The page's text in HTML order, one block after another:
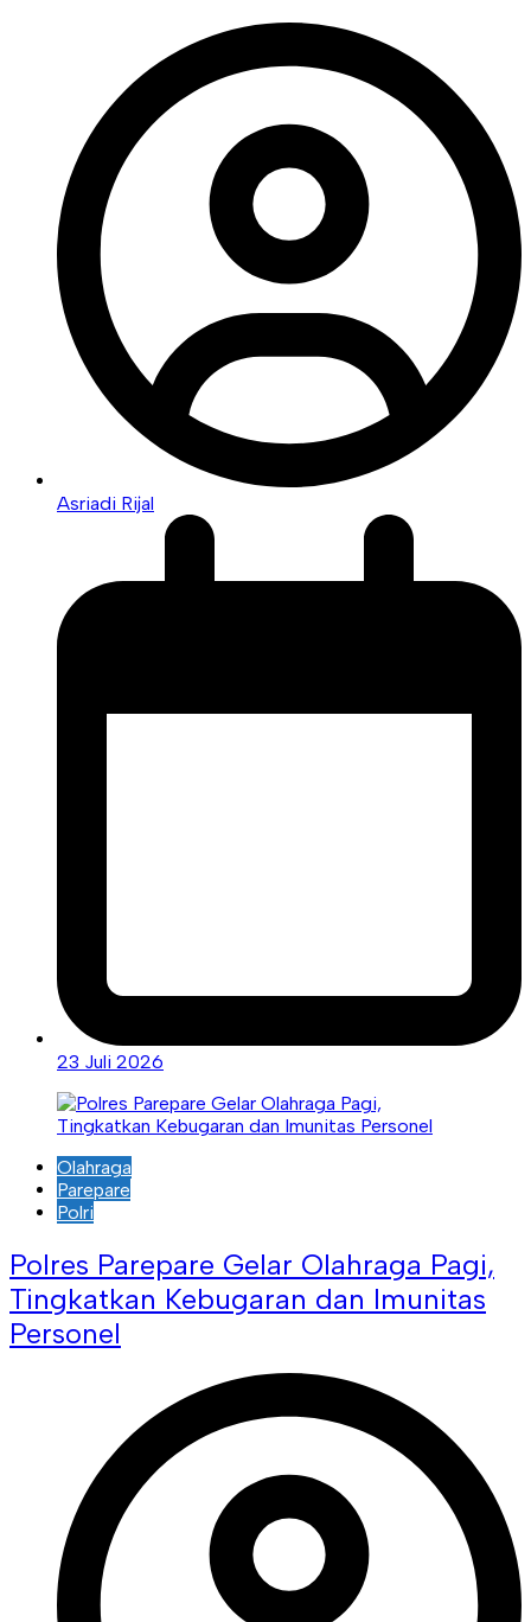
Asriadi Rijal
23 Juli 2026
Olahraga
Parepare
Polri
Polres Parepare Gelar Olahraga Pagi,
Tingkatkan Kebugaran dan Imunitas
Personel